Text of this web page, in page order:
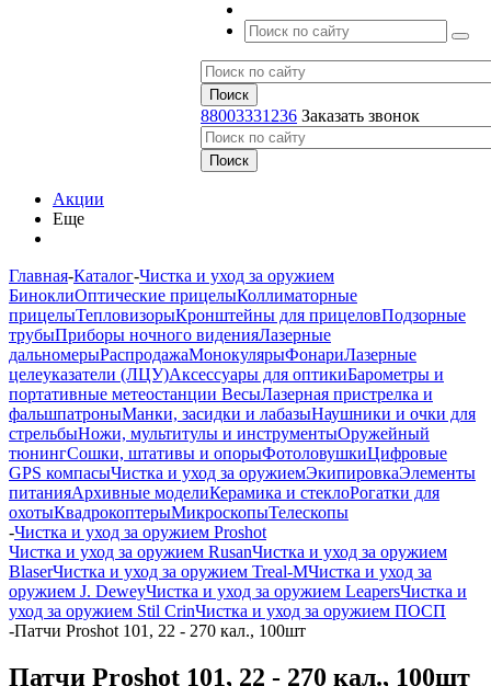
88003331236 Заказать звонок
Акции
Еще
Главная-Каталог-Чистка и уход за оружием
БиноклиОптические прицелыКоллиматорные
прицелыТепловизорыКронштейны для прицеловПодзорные
трубыПриборы ночного виденияЛазерные
дальномерыРаспродажаМонокулярыФонариЛазерные
целеуказатели (ЛЦУ)Аксессуары для оптикиБарометры и
портативные метеостанции ВесыЛазерная пристрелка и
фальшпатроныМанки, засидки и лабазыНаушники и очки для
стрельбыНожи, мультитулы и инструментыОружейный
тюнингСошки, штативы и опорыФотоловушкиЦифровые
GPS компасыЧистка и уход за оружиемЭкипировкаЭлементы
питанияАрхивные моделиКерамика и стеклоРогатки для
охотыКвадрокоптерыМикроскопыТелескопы
-Чистка и уход за оружием Proshot
Чистка и уход за оружием RusanЧистка и уход за оружием
BlaserЧистка и уход за оружием Treal-MЧистка и уход за
оружием J. DeweyЧистка и уход за оружием LeapersЧистка и
уход за оружием Stil CrinЧистка и уход за оружием ПОСП
-Патчи Proshot 101, 22 - 270 кал., 100шт
Патчи Proshot 101, 22 - 270 кал., 100шт